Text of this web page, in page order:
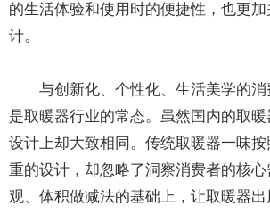
的生活体验和使用时的便捷性，也更
计。
与创新化、个性化、生活美学的消
是取暖器行业的常态。虽然国内的取
设计上却大致相同。传统取暖器一味
重的设计，却忽略了洞察消费者的核
观、体积做减法的基础上，让取暖器